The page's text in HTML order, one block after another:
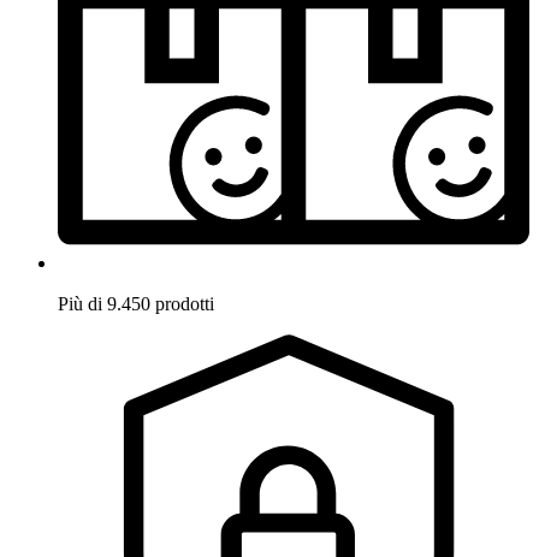
Più di 9.450 prodotti